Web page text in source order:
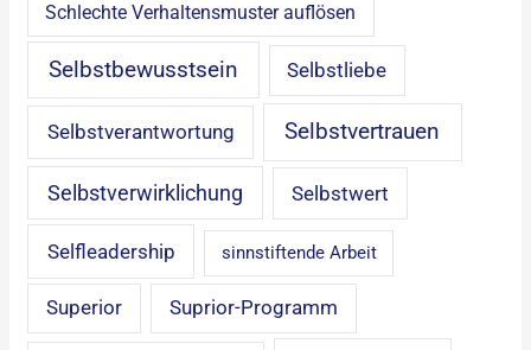
Schlechte Verhaltensmuster auflösen
Selbstbewusstsein Selbstliebe
Selbstverantwortung Selbstvertrauen
Selbstverwirklichung Selbstwert
Selfleadership sinnstiftende Arbeit
Superior Suprior-Programm